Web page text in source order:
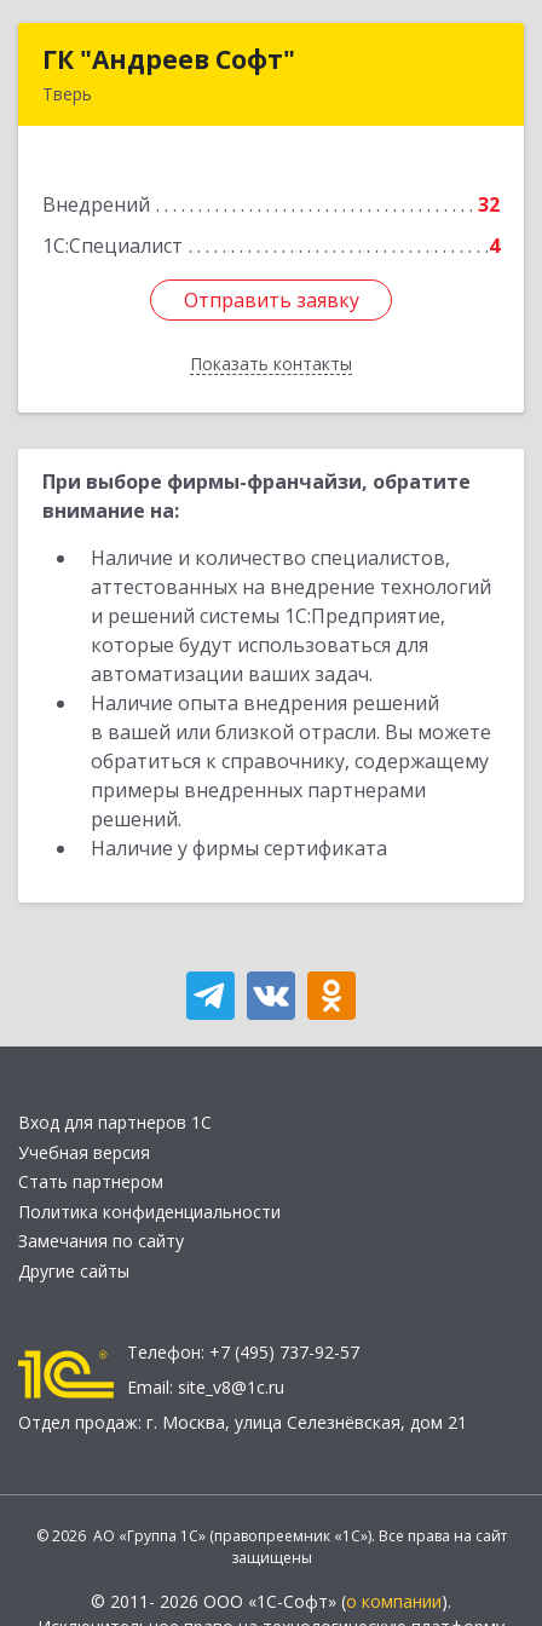
ГК "Андреев Софт"
Тверь
Внедрений
32
1С:Специалист
4
Отправить заявку
Показать контакты
ГК "Андреев Софт"
Подробнее
Отправить заявку
Назад
При выборе фирмы-франчайзи, обратите
внимание на:
Наличие и количество специалистов,
аттестованных на внедрение технологий
и решений системы 1С:Предприятие,
которые будут использоваться для
автоматизации ваших задач.
Наличие опыта внедрения решений
в вашей или близкой отрасли. Вы можете
обратиться к справочнику, содержащему
примеры внедренных партнерами
решений.
Наличие у фирмы сертификата
Вход для партнеров 1С
Учебная версия
Стать партнером
Политика конфиденциальности
Замечания по сайту
Другие сайты
Телефон: +7 (495) 737-92-57
Email: site_v8@1c.ru
Отдел продаж: г. Москва, улица Селезнёвская, дом 21
© 2026 АО «Группа 1С» (правопреемник «1С»). Все права на сайт
защищены
© 2011- 2026 ООО «1С-Софт» (о компании).